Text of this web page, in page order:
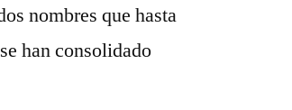
nombres que hasta
han consolidado